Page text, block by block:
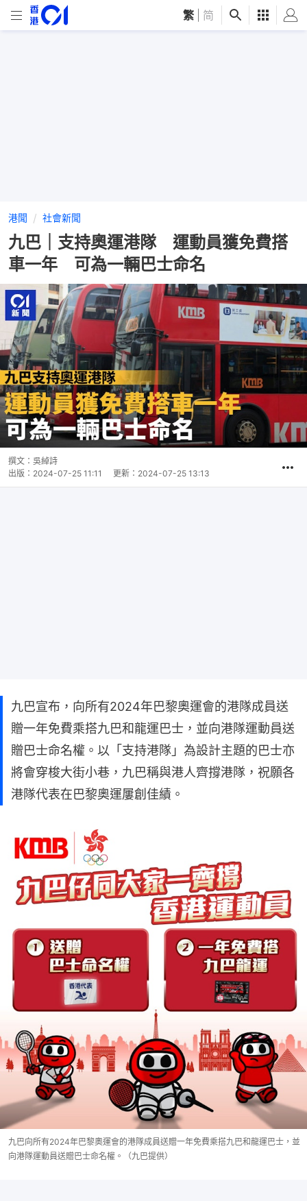
繁 简
港聞 社會新聞
九巴｜支持奧運港隊 運動員獲免費搭
車一年 可為一輛巴士命名
撰文： 吳綽詩
出版： 2024-07-25 11:11 更新： 2024-07-25 13:13
九巴宣布，向所有2024年巴黎奧運會的港隊成員送
贈一年免費乘搭九巴和龍運巴士，並向港隊運動員送
贈巴士命名權。以「支持港隊」為設計主題的巴士亦
將會穿梭大街小巷，九巴稱與港人齊撐港隊，祝願各
港隊代表在巴黎奧運屢創佳績。
九巴向所有2024年巴黎奧運會的港隊成員送贈一年免費乘搭九巴和龍運巴士，並
向港隊運動員送贈巴士命名權。（九巴提供）